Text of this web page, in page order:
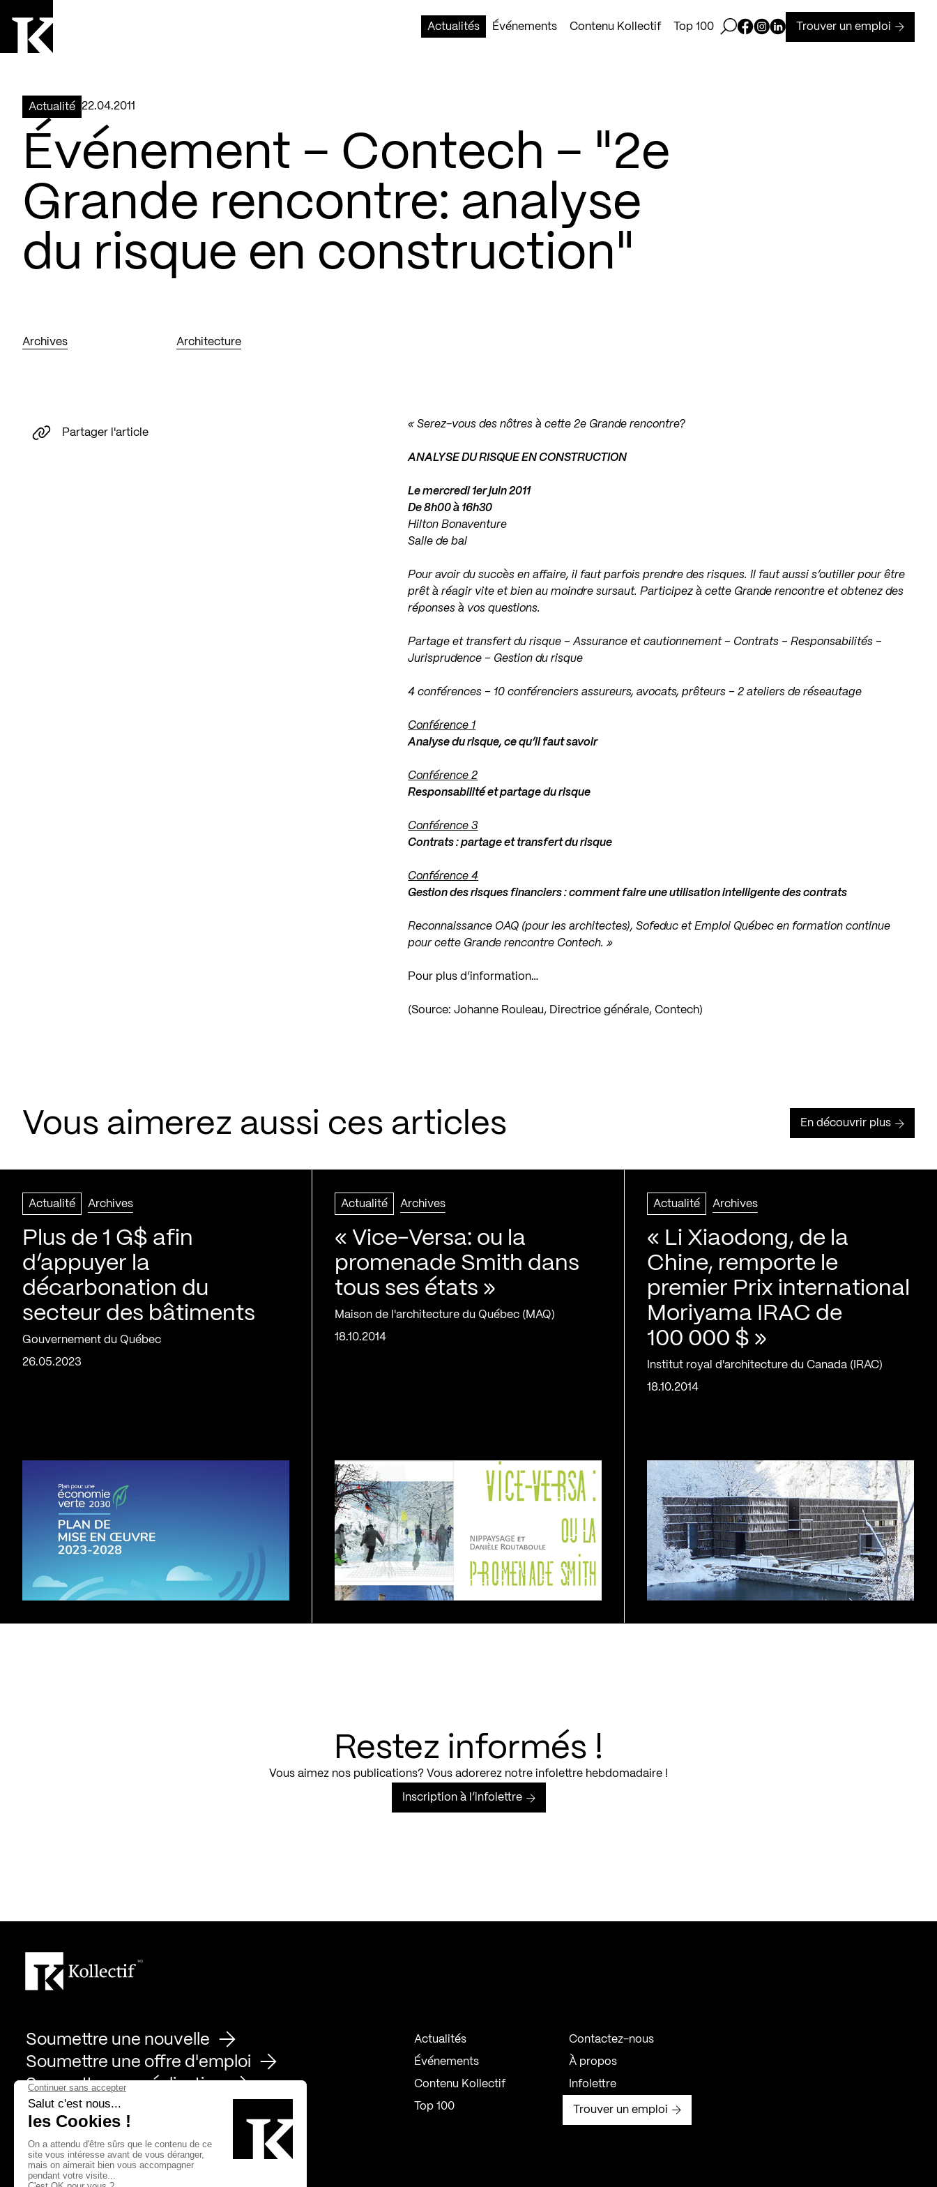
Actualités
Événements Contenu Kollectif Top 100 Ouvrir la barre de recherche
Page Facebook de Kollectif
Page Instagram de Kollectif
Page Linkedin de Kollectif
Trouver un emploi
Actualité 22.04.2011
Événement – Contech – "2e
Grande rencontre: analyse
du risque en construction"
Archives Architecture
« Serez-vous des nôtres à cette 2e Grande rencontre?
ANALYSE DU RISQUE EN CONSTRUCTION
Le mercredi 1er juin 2011
De 8h00 à 16h30
Hilton Bonaventure
Salle de bal
Pour avoir du succès en affaire, il faut parfois prendre des risques. Il faut aussi s’outiller pour être
prêt à réagir vite et bien au moindre sursaut. Participez à cette Grande rencontre et obtenez des
réponses à vos questions.
Partage et transfert du risque – Assurance et cautionnement – Contrats – Responsabilités –
Jurisprudence – Gestion du risque
4 conférences – 10 conférenciers assureurs, avocats, prêteurs – 2 ateliers de réseautage
Conférence 1
Analyse du risque, ce qu’il faut savoir
Conférence 2
Responsabilité et partage du risque
Conférence 3
Contrats : partage et transfert du risque
Conférence 4
Gestion des risques financiers : comment faire une utilisation intelligente des contrats
Reconnaissance OAQ (pour les architectes), Sofeduc et Emploi Québec en formation continue
pour cette Grande rencontre Contech. »
Pour plus d’information…
(Source: Johanne Rouleau, Directrice générale, Contech)
Partager l'article
Vous aimerez aussi ces articles En découvrir plus
Actualité Archives
Plus de 1 G$ afin
d’appuyer la
décarbonation du
secteur des bâtiments
Gouvernement du Québec
26.05.2023
Actualité Archives
« Vice-Versa: ou la
promenade Smith dans
tous ses états »
Maison de l'architecture du Québec (MAQ)
18.10.2014
Actualité Archives
« Li Xiaodong, de la
Chine, remporte le
premier Prix international
Moriyama IRAC de
100 000 $ »
Institut royal d'architecture du Canada (IRAC)
18.10.2014
Restez informés !
Vous aimez nos publications? Vous adorerez notre infolettre hebdomadaire !
Inscription à l’infolettre
Soumettre une nouvelle
Soumettre une offre d'emploi
Soumettre une réalisation
Actualités
Événements
Contenu Kollectif
Top 100
Contactez-nous
À propos
Infolettre
Trouver un emploi
Page Facebook de Kollectif
Page Instagram de Kollectif
Page Linkedin de Kollectif